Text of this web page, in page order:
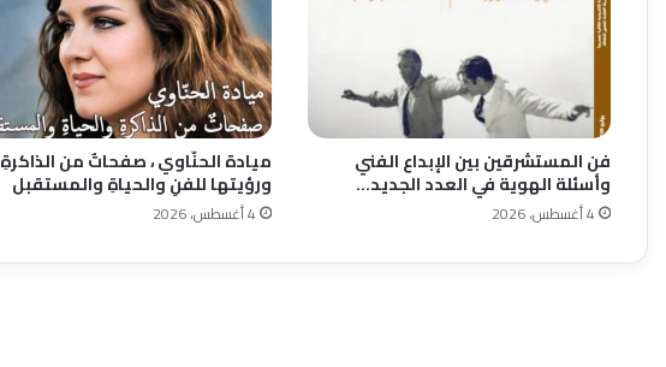
فن المستشرقين بين الإبداع الفني
وأسئلة الهوية في العدد الجديد…
4 أغسطس، 2026
ميادة الحنّاوي ، صفحاتٌ من الذاكرةِ
ورؤيتها للفنِ والحياةِ والمستقبل
4 أغسطس، 2026